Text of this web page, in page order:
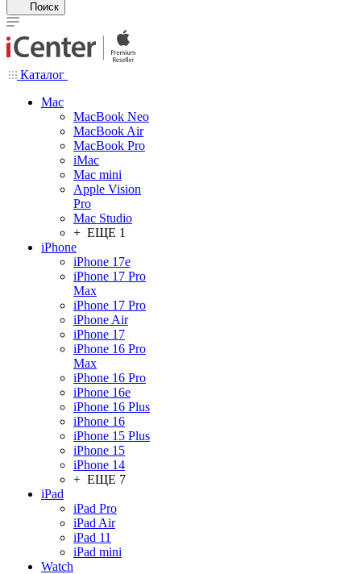
Поиск
Каталог
Mac
MacBook Neo
MacBook Air
MacBook Pro
iMac
Mac mini
Apple Vision
Pro
Mac Studio
+ ЕЩЕ 1
iPhone
iPhone 17e
iPhone 17 Pro
Max
iPhone 17 Pro
iPhone Air
iPhone 17
iPhone 16 Pro
Max
iPhone 16 Pro
iPhone 16e
iPhone 16 Plus
iPhone 16
iPhone 15 Plus
iPhone 15
iPhone 14
+ ЕЩЕ 7
iPad
iPad Pro
iPad Air
iPad 11
iPad mini
Watch